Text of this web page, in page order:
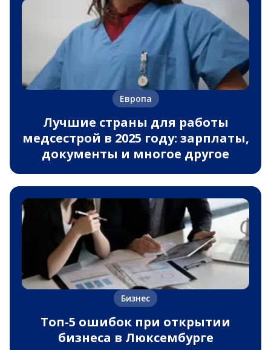
Европа
Лучшие страны для работы
медсестрой в 2025 году: зарплаты,
документы и многое другое
Бизнес
Топ-5 ошибок при открытии
бизнеса в Люксембурге